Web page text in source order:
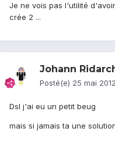
Je ne vois pas l'utilité
crée 2 ...
Johann
Posté(e) 25 mai 2012
Dsl j'ai eu un petit beug
mais si jamais ta une